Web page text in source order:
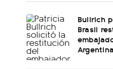
Bullrich
Brasil
Argentina